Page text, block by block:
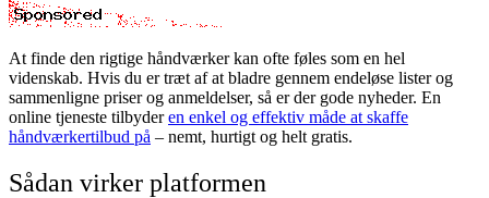
At finde den rigtige håndværker kan ofte føles som en hel
videnskab. Hvis du er træt af at bladre gennem endeløse lister og
sammenligne priser og anmeldelser, så er der gode nyheder. En
online tjeneste tilbyderen enkel og effektiv måde at skaffe
håndværkertilbud på – nemt, hurtigt og helt gratis.
Sådan virker platformen